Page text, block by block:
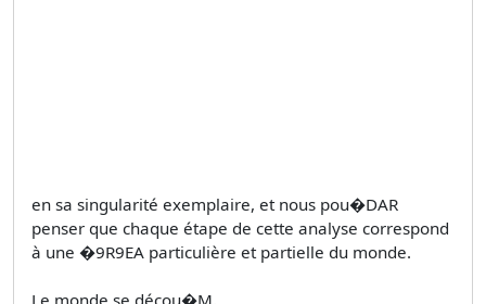
en sa singularité exemplaire, et nous pou�DAR
penser que chaque étape de cette analyse correspond
à une �9R9EA particulière et partielle du monde.